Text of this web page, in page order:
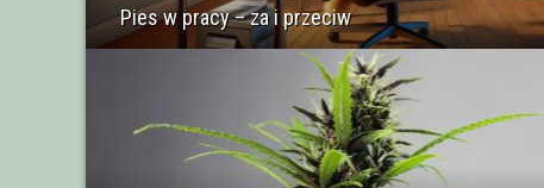
Pies w pracy – za i przeciw